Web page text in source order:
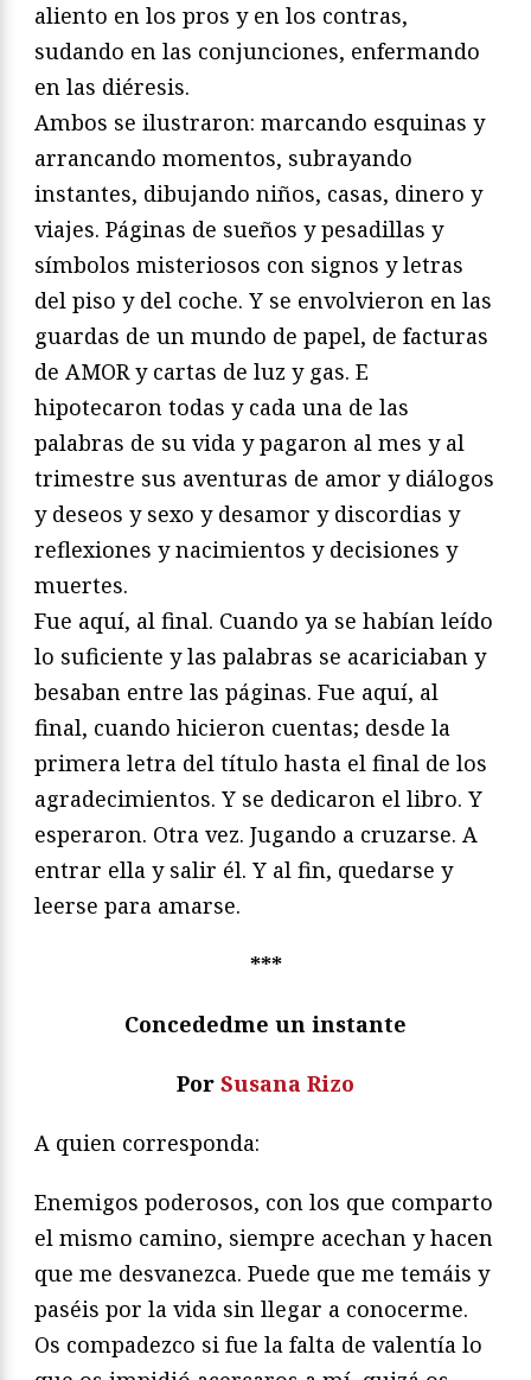
aliento en los pros y en los contras,
sudando en las conjunciones, enfermando
en las diéresis.
Ambos se ilustraron: marcando esquinas y
arrancando momentos, subrayando
instantes, dibujando niños, casas, dinero y
viajes. Páginas de sueños y pesadillas y
símbolos misteriosos con signos y letras
del piso y del coche. Y se envolvieron en las
guardas de un mundo de papel, de facturas
de AMOR y cartas de luz y gas. E
hipotecaron todas y cada una de las
palabras de su vida y pagaron al mes y al
trimestre sus aventuras de amor y diálogos
y deseos y sexo y desamor y discordias y
reflexiones y nacimientos y decisiones y
muertes.
Fue aquí, al final. Cuando ya se habían leído
lo suficiente y las palabras se acariciaban y
besaban entre las páginas. Fue aquí, al
final, cuando hicieron cuentas; desde la
primera letra del título hasta el final de los
agradecimientos. Y se dedicaron el libro. Y
esperaron. Otra vez. Jugando a cruzarse. A
entrar ella y salir él. Y al fin, quedarse y
leerse para amarse.
***
Concededme un instante
Por Susana Rizo
A quien corresponda:
Enemigos poderosos, con los que comparto
el mismo camino, siempre acechan y hacen
que me desvanezca. Puede que me temáis y
paséis por la vida sin llegar a conocerme.
Os compadezco si fue la falta de valentía lo